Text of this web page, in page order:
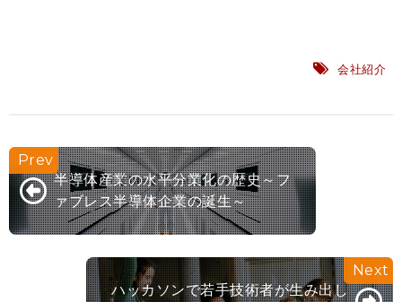
会社紹介
半導体産業の水平分業化の歴史～フ
ァブレス半導体企業の誕生～
ハッカソンで若手技術者が生み出し